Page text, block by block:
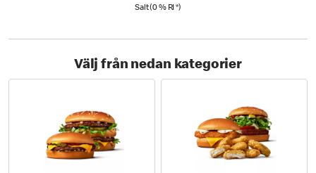
Salt (0 % RI *)Salt (0 % Daily Value)
Välj från nedan kategorier